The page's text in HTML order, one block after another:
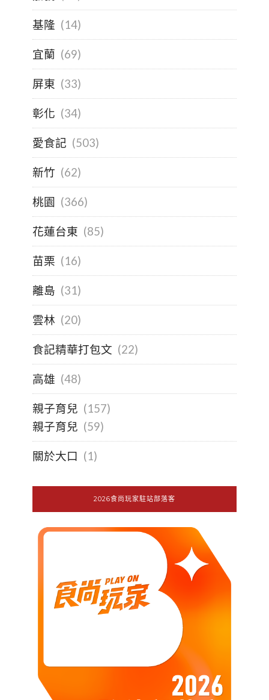
基隆 (14)
宜蘭 (69)
屏東 (33)
彰化 (34)
愛食記 (503)
新竹 (62)
桃園 (366)
花蓮台東 (85)
苗栗 (16)
離島 (31)
雲林 (20)
食記精華打包文 (22)
高雄 (48)
親子育兒 (157)
親子育兒 (59)
關於大口 (1)
2026食尚玩家駐站部落客